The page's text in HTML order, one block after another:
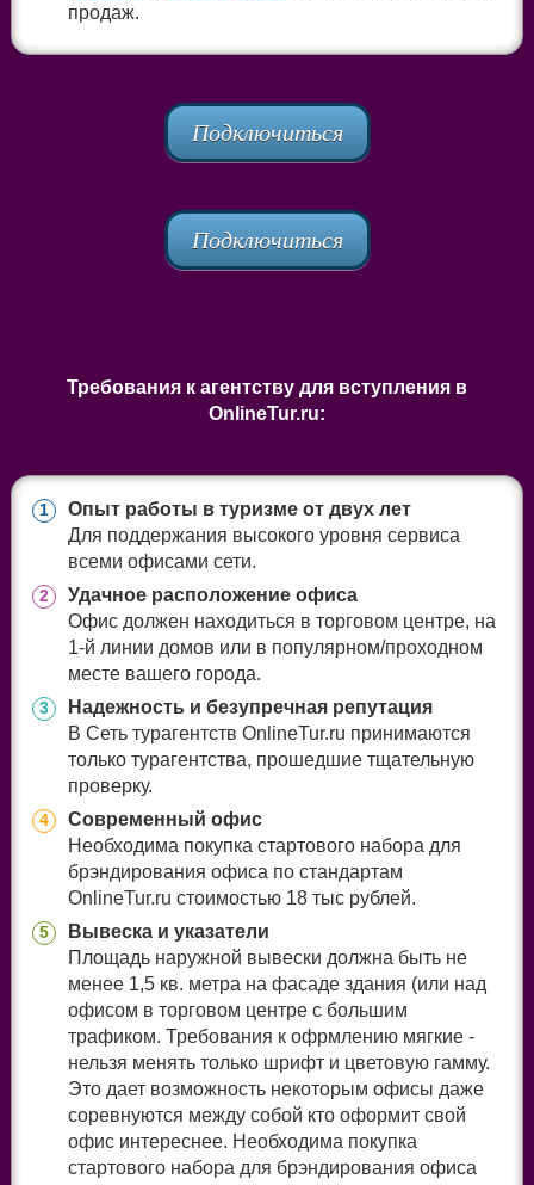
продаж.
Подключиться
Подключиться
Требования к агентству для вступления в
OnlineTur.ru:
1
Опыт работы в туризме от двух лет
Для поддержания высокого уровня сервиса
всеми офисами сети.
2
Удачное расположение офиса
Офис должен находиться в торговом центре, на
1-й линии домов или в популярном/проходном
месте вашего города.
3
Надежность и безупречная репутация
В Сеть турагентств OnlineTur.ru принимаются
только турагентства, прошедшие тщательную
проверку.
4
Современный офис
Необходима покупка стартового набора для
брэндирования офиса по стандартам
OnlineTur.ru стоимостью 18 тыс рублей.
5
Вывеска и указатели
Площадь наружной вывески должна быть не
менее 1,5 кв. метра на фасаде здания (или над
офисом в торговом центре с большим
трафиком. Требования к офрмлению мягкие -
нельзя менять только шрифт и цветовую гамму.
Это дает возможность некоторым офисы даже
соревнуются между собой кто оформит свой
офис интереснее. Необходима покупка
стартового набора для брэндирования офиса